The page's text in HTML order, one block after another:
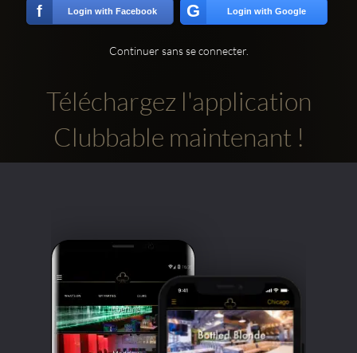
Comptes
sociaux
Clubbable:
f Login with Facebook G Login with Google
Continuer sans se connecter.
Téléchargez l'application
Clubbable maintenant !